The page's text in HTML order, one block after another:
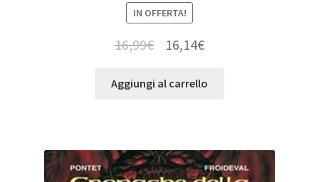
IN OFFERTA!
16,99€ 16,14€
Aggiungi al carrello